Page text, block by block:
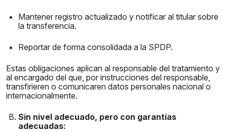
Mantener registro actualizado y notificar al titular sobre
la transferencia.
Reportar de forma consolidada a la SPDP.
Estas obligaciones aplican al responsable del tratamiento y
al encargado del que, por instrucciones del responsable,
transfirieren o comunicaren datos personales nacional o
internacionalmente.
Sin nivel adecuado, pero con garantías
adecuadas: